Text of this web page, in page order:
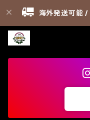
海外発送可